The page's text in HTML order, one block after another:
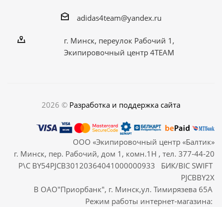
adidas4team@yandex.ru
г. Минск, переулок Рабочий 1,
Экипировочный центр 4TEAM
2026 © Разработка и поддержка сайта
ООО «Экипировочный центр «Балтик»
г. Минск, пер. Рабочий, дом 1, комн.1Н , тел. 377-44-20
Р\С BY54PJCB30120364041000000933 БИК/BIC SWIFT
PJCBBY2X
В ОАО"Приорбанк", г. Минск,ул. Тимирязева 65А
Режим работы интернет-магазина: